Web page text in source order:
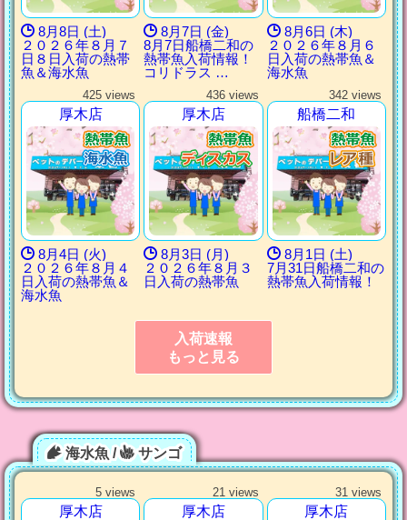
8月8日 (土)
２０２６年８月７
日８日入荷の熱帯
魚＆海水魚
8月7日 (金)
8月7日船橋二和の
熱帯魚入荷情報！
コリドラス …
8月6日 (木)
２０２６年８月６
日入荷の熱帯魚＆
海水魚
425 views
厚木店
8月4日 (火)
２０２６年８月４
日入荷の熱帯魚＆
海水魚
436 views
厚木店
8月3日 (月)
２０２６年８月３
日入荷の熱帯魚
342 views
船橋二和
8月1日 (土)
7月31日船橋二和の
熱帯魚入荷情報！
入荷速報
もっと見る
海水魚 / サンゴ
5 views
厚木店
21 views
厚木店
31 views
厚木店